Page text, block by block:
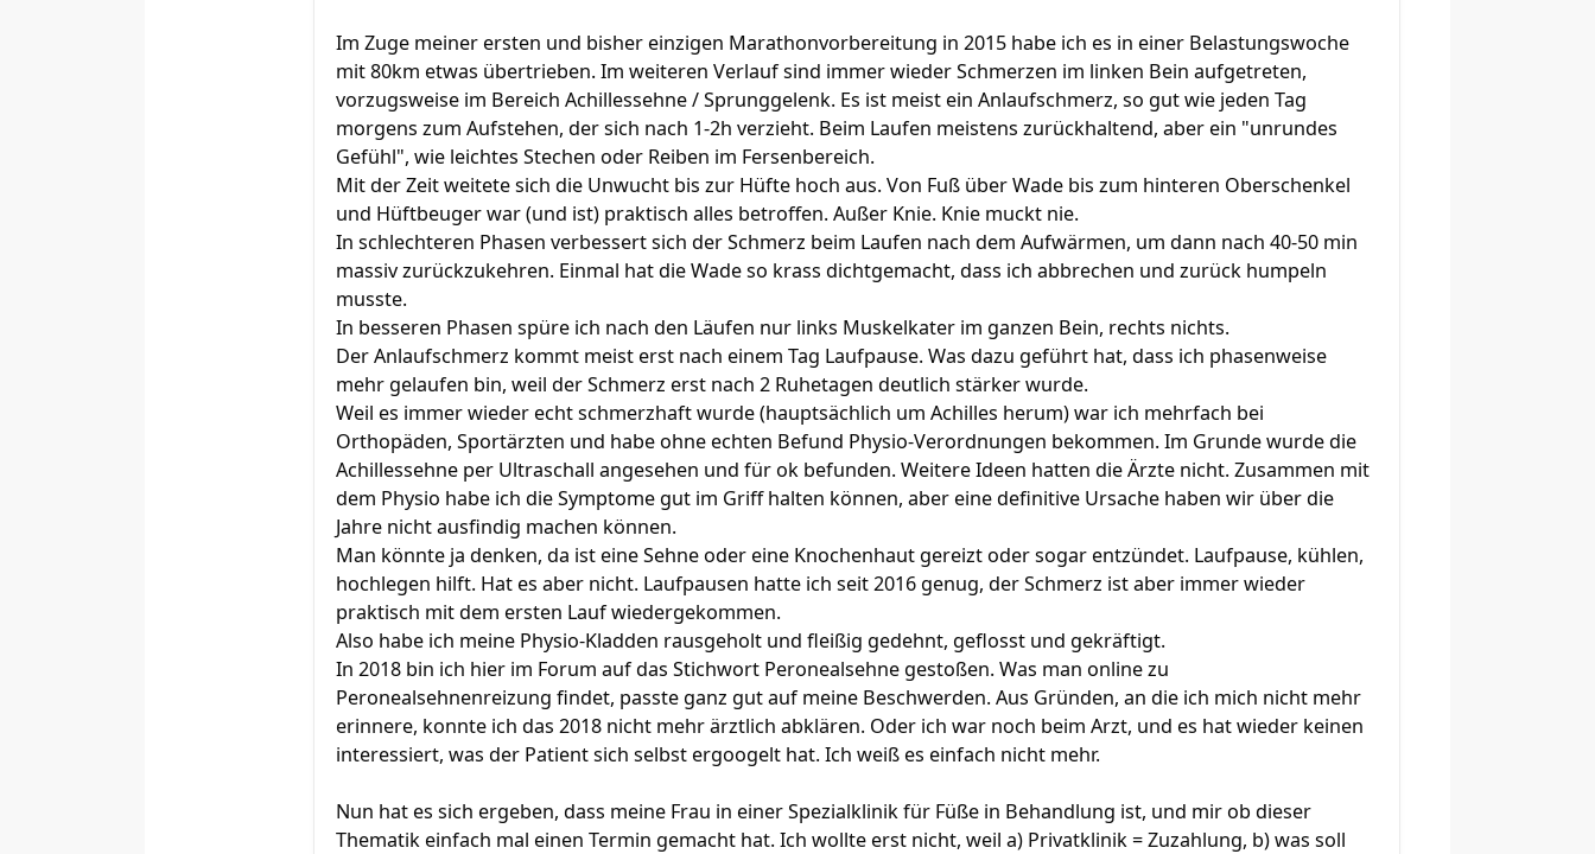
Im Zuge meiner ersten und bisher einzigen Marathonvorbereitung in 2015 habe ich es in einer Belastungswoche
mit 80km etwas übertrieben. Im weiteren Verlauf sind immer wieder Schmerzen im linken Bein aufgetreten,
vorzugsweise im Bereich Achillessehne / Sprunggelenk. Es ist meist ein Anlaufschmerz, so gut wie jeden Tag
morgens zum Aufstehen, der sich nach 1-2h verzieht. Beim Laufen meistens zurückhaltend, aber ein "unrundes
Gefühl", wie leichtes Stechen oder Reiben im Fersenbereich.
Mit der Zeit weitete sich die Unwucht bis zur Hüfte hoch aus. Von Fuß über Wade bis zum hinteren Oberschenkel
und Hüftbeuger war (und ist) praktisch alles betroffen. Außer Knie. Knie muckt nie.
In schlechteren Phasen verbessert sich der Schmerz beim Laufen nach dem Aufwärmen, um dann nach 40-50 min
massiv zurückzukehren. Einmal hat die Wade so krass dichtgemacht, dass ich abbrechen und zurück humpeln
musste.
In besseren Phasen spüre ich nach den Läufen nur links Muskelkater im ganzen Bein, rechts nichts.
Der Anlaufschmerz kommt meist erst nach einem Tag Laufpause. Was dazu geführt hat, dass ich phasenweise
mehr gelaufen bin, weil der Schmerz erst nach 2 Ruhetagen deutlich stärker wurde.
Weil es immer wieder echt schmerzhaft wurde (hauptsächlich um Achilles herum) war ich mehrfach bei
Orthopäden, Sportärzten und habe ohne echten Befund Physio-Verordnungen bekommen. Im Grunde wurde die
Achillessehne per Ultraschall angesehen und für ok befunden. Weitere Ideen hatten die Ärzte nicht. Zusammen mit
dem Physio habe ich die Symptome gut im Griff halten können, aber eine definitive Ursache haben wir über die
Jahre nicht ausfindig machen können.
Man könnte ja denken, da ist eine Sehne oder eine Knochenhaut gereizt oder sogar entzündet. Laufpause, kühlen,
hochlegen hilft. Hat es aber nicht. Laufpausen hatte ich seit 2016 genug, der Schmerz ist aber immer wieder
praktisch mit dem ersten Lauf wiedergekommen.
Also habe ich meine Physio-Kladden rausgeholt und fleißig gedehnt, geflosst und gekräftigt.
In 2018 bin ich hier im Forum auf das Stichwort Peronealsehne gestoßen. Was man online zu
Peronealsehnenreizung findet, passte ganz gut auf meine Beschwerden. Aus Gründen, an die ich mich nicht mehr
erinnere, konnte ich das 2018 nicht mehr ärztlich abklären. Oder ich war noch beim Arzt, und es hat wieder keinen
interessiert, was der Patient sich selbst ergoogelt hat. Ich weiß es einfach nicht mehr.
Nun hat es sich ergeben, dass meine Frau in einer Spezialklinik für Füße in Behandlung ist, und mir ob dieser
Thematik einfach mal einen Termin gemacht hat. Ich wollte erst nicht, weil a) Privatklinik = Zuzahlung, b) was soll